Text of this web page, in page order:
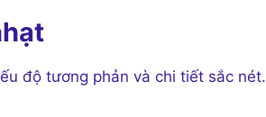
độ tương phản và chi tiết sắc nét.